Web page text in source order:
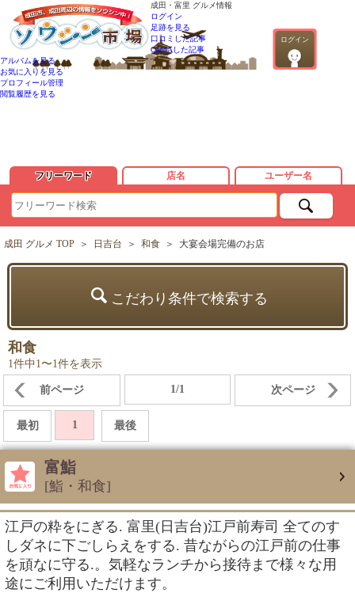
成田・富里 グルメ情報
ログイン
ログイン
足跡を見る
口コミした記事
QandAした記事
アルバムを見る
お気に入りを見る
プロフィール管理
閲覧履歴を見る
フリーワード 店名 ユーザー名
成田 グルメ TOP ＞ 日吉台 ＞ 和食 ＞ 大宴会場完備のお店
こだわり条件で検索する
和食
1件中1〜1件を表示
前ページ 1/1 次ページ
最初 1 最後
富鮨
[鮨・和食]
江戸の粋をにぎる. 富里(日吉台)江戸前寿司 全てのす
しダネに下ごしらえをする. 昔ながらの江戸前の仕事
を頑なに守る.。気軽なランチから接待まで様々な用
途にご利用いただけます。